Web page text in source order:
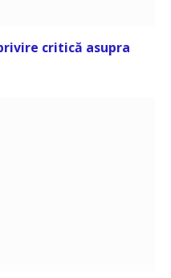
critică asupra